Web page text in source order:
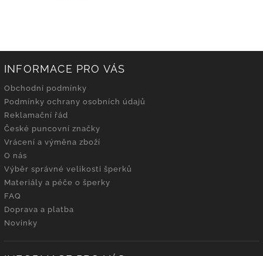
INFORMACE PRO VÁS
Obchodní podmínky
Podmínky ochrany osobních údajů
Reklamační řád
České puncovní značky
Vrácení a výměna zboží
O nás
Výběr správné velikosti šperků
Materiály a péče o šperky
FAQ
Doprava a platba
Novinky